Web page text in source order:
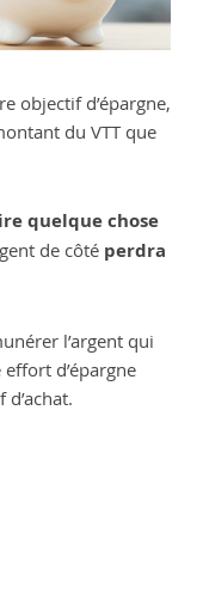
objectif d’épargne,
du VTT que
quelque chose
de côté perdra
l’argent qui
d’épargne